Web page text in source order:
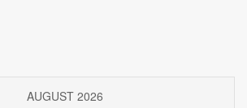
AUGUST 2026